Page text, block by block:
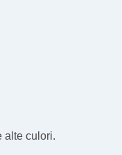
alte culori.